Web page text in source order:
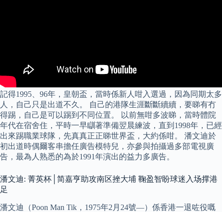
記得1995、96年，皇朝盃，當時係新人咁入選過，因為同期太多
人，自己只是出道不久。 自己的港隊生涯斷斷續續，要睇有冇
得踢，自己是可以踢到不同位置。 以前無咁多波睇，當時體院
年代在宿舍住，平時一早瞓著準備翌晨練波，直到1998年，已經
出來踢職業球隊，先真真正正睇世界盃，大約係咁。 潘文迪於
初出道時偶爾客串擔任廣告模特兒，亦參與拍攝過多部電視廣
告，最為人熟悉的為於1991年演出的益力多廣告。
潘文迪: 菁英杯│简嘉亨助攻南区挫大埔 鞠盈智盼球迷入场撑港
足
潘文迪（Poon Man Tik，1975年2月24號—）係香港一退咗役嘅